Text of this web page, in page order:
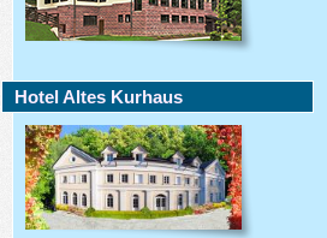
Hotel Altes Kurhaus